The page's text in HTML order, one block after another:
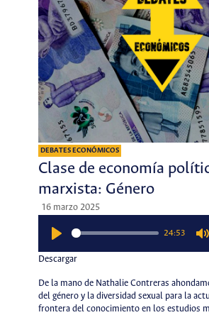
DEBATES ECONÓMICOS
Clase de economía
marxista: Género
16 marzo 2025
24:53
Descargar
De la mano de Nathalie Contreras
del género y la diversidad sexual para la
frontera del conocimiento en los estudios